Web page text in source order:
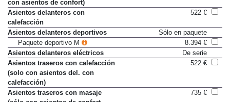
con asientos de confort)
Asientos delanteros con
calefacción
522 €
Asientos delanteros deportivos
Sólo en paquete
Paquete deportivo M
8.394 €
Asientos delanteros eléctricos
De serie
Asientos traseros con calefacción
(solo con asientos del. con
calefacción)
522 €
Asientos traseros con masaje
735 €